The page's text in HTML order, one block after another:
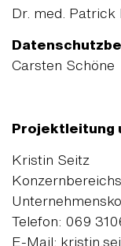
Dr. med. Patrick
Carsten Schöne
Projektleitung
Kristin Seitz
Telefon: 069
E-Mail: